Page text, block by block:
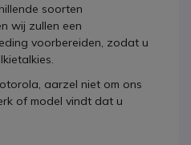
soorten
wij zullen een
voorbereiden, zodat u
aarzel niet om ons
of model vindt dat u